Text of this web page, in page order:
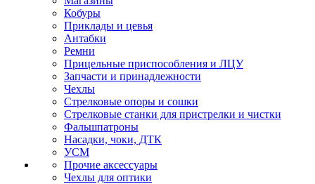
Кобуры
Приклады и цевья
Антабки
Ремни
Прицельные приспособления и ЛЦУ
Запчасти и принадлежности
Чехлы
Стрелковые опоры и сошки
Стрелковые станки для пристрелки и чистки
Фальшпатроны
Насадки, чоки, ДТК
УСМ
Прочие аксессуары
Чехлы для оптики